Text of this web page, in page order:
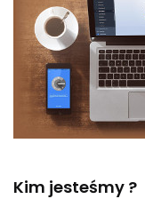
Kim jesteśmy ?